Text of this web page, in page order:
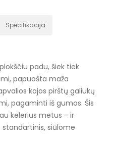
Specifikacija
padu, šiek tiek
papuošta maža
kojos pirštų galiukų
pagaminti iš gumos. Šis
kelerius metus - ir
standartinis, siūlome